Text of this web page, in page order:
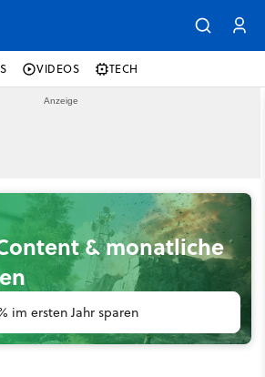
VIDEOS TECH
& monatliche
im ersten Jahr sparen